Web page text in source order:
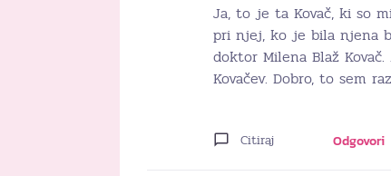
Ja, to je ta Kovač, ki so
pri njej, ko je bila njena
doktor Milena Blaž
Kovačev. Dobro, to sem
Citiraj Odgovori